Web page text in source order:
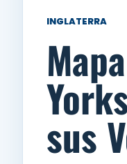
INGLATERRA
sus